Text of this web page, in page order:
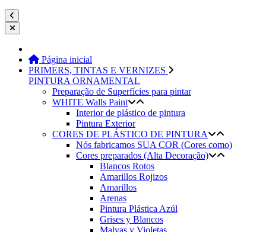
Página inicial
PRIMERS, TINTAS E VERNIZES
PINTURA ORNAMENTAL
Preparação de Superfícies para pintar
WHITE Walls Paint
Interior de plástico de pintura
Pintura Exterior
CORES DE PLÁSTICO DE PINTURA
Nós fabricamos SUA COR (Cores como)
Cores preparados (Alta Decoração)
Blancos Rotos
Amarillos Rojizos
Amarillos
Arenas
Pintura Plástica Azúl
Grises y Blancos
Malvas y Violetas